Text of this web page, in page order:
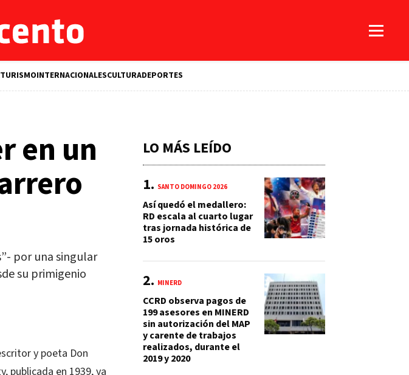
TURISMOINTERNACIONALESCULTURADEPORTES
en un
por una singular
su primigenio
y poeta Don
publicada en 1939, ya
LO MÁS LEÍDO
SANTO DOMINGO 2026
Así quedó el medallero:
RD escala al cuarto lugar
tras jornada histórica de
15 oros
MINERD
CCRD observa pagos de
199 asesores en MINERD
sin autorización del MAP
y carente de trabajos
realizados, durante el
2019 y 2020